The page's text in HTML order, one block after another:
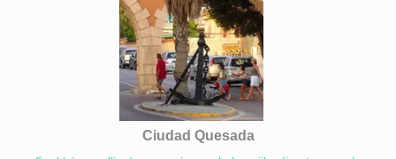
Ciudad Quesada